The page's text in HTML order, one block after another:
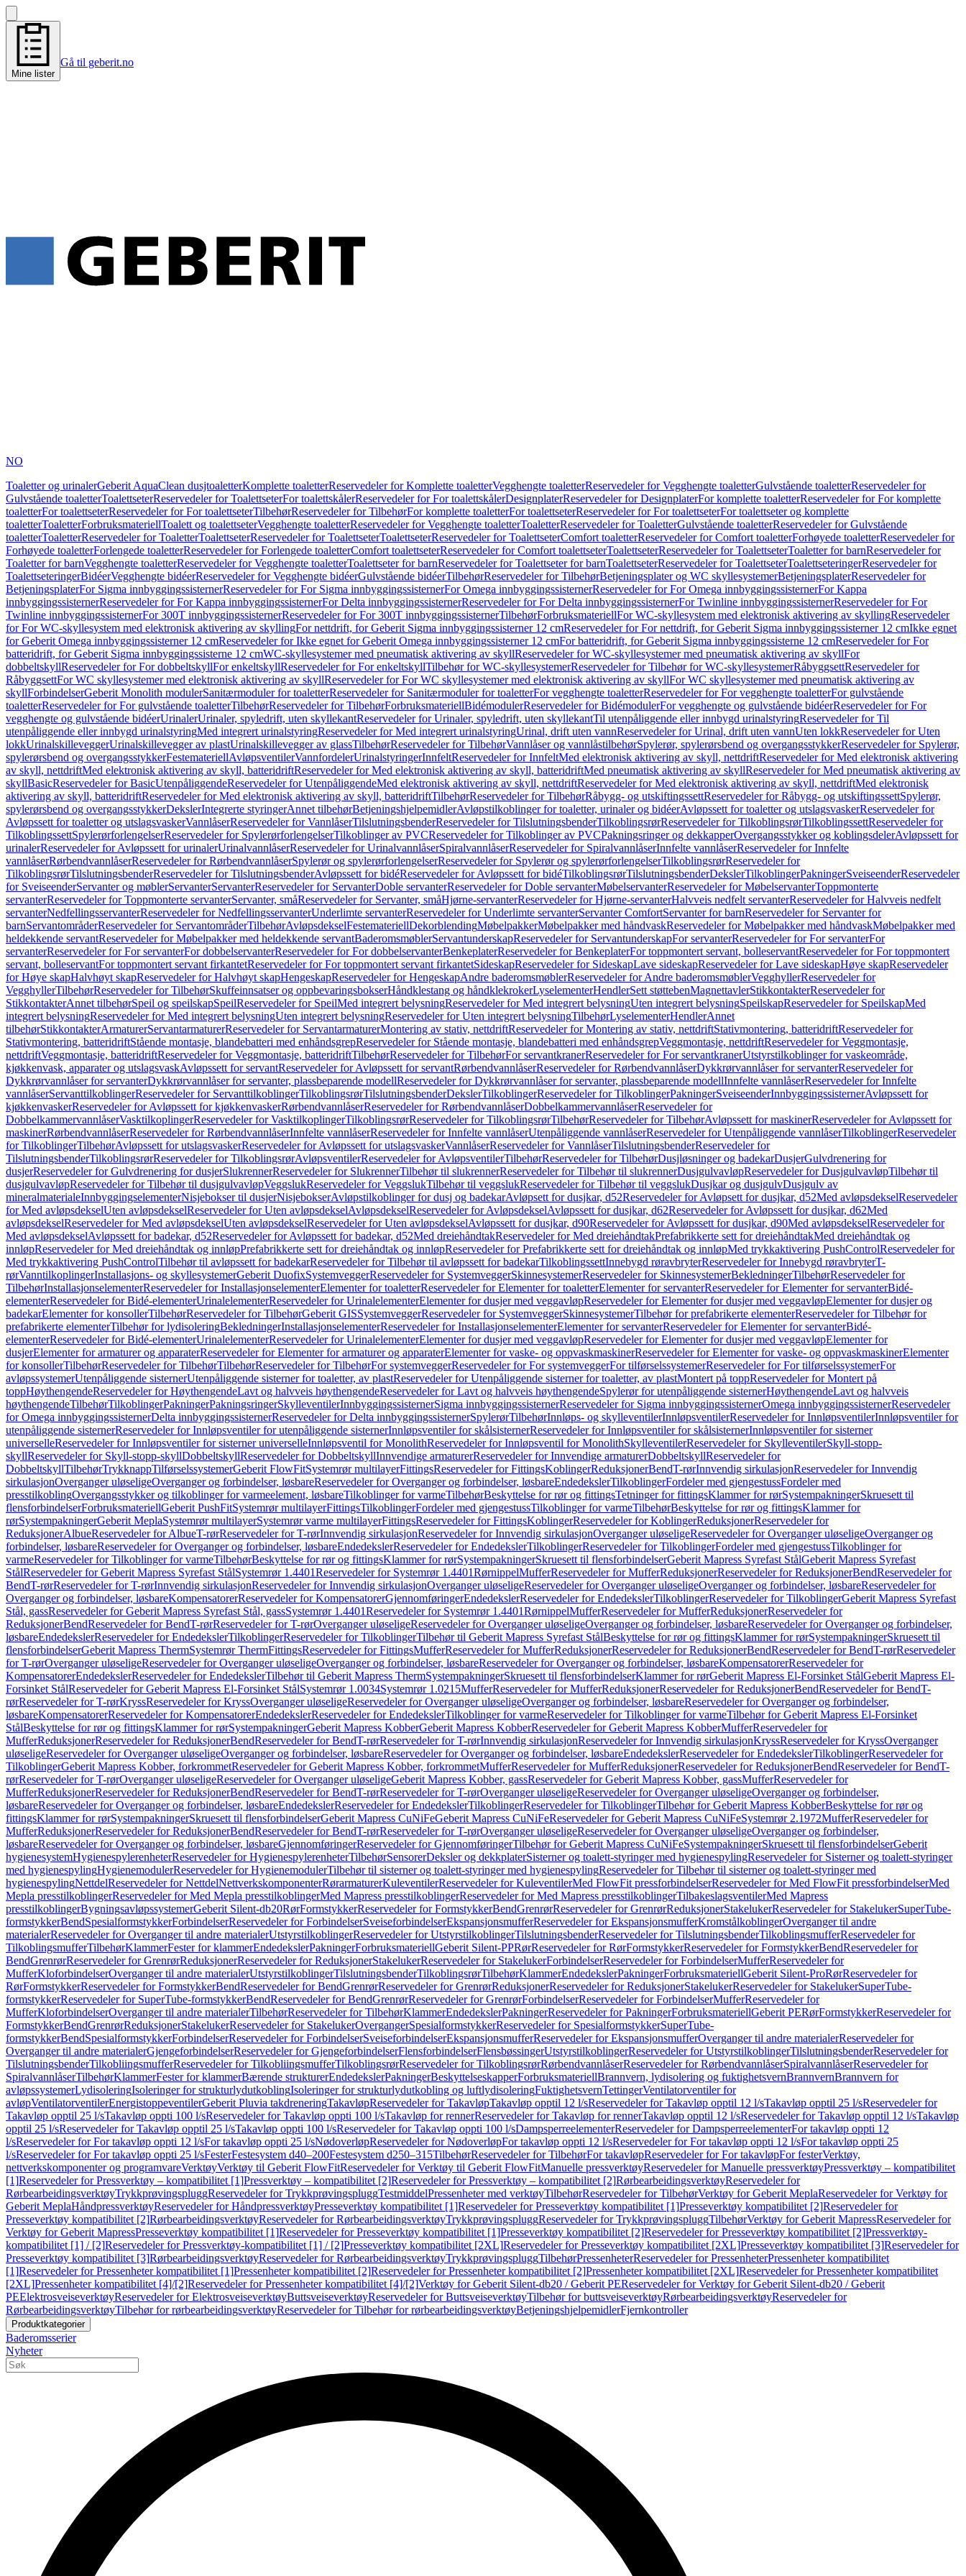
Mine lister
Gå til geberit.no
NO
Toaletter og urinalerGeberit AquaClean dusjtoaletterKomplette toaletterReservedeler for Komplette toaletterVegghengte toaletterReservedeler for Vegghengte toaletterGulvstående toaletterReservedeler for
Gulvstående toaletterToalettseterReservedeler for ToalettseterFor toalettskålerReservedeler for For toalettskålerDesignplaterReservedeler for DesignplaterFor komplette toaletterReservedeler for For komplette
toaletterFor toalettseterReservedeler for For toalettseterTilbehørReservedeler for TilbehørFor komplette toaletterFor toalettseterReservedeler for For toalettseterFor toalettseter og komplette
toaletterToaletterForbruksmateriellToalett og toalettseterVegghengte toaletterReservedeler for Vegghengte toaletterToaletterReservedeler for ToaletterGulvstående toaletterReservedeler for Gulvstående
toaletterToaletterReservedeler for ToaletterToalettseterReservedeler for ToalettseterToalettseterReservedeler for ToalettseterComfort toaletterReservedeler for Comfort toaletterForhøyede toaletterReservedeler for
Forhøyede toaletterForlengede toaletterReservedeler for Forlengede toaletterComfort toalettseterReservedeler for Comfort toalettseterToalettseterReservedeler for ToalettseterToaletter for barnReservedeler for
Toaletter for barnVegghengte toaletterReservedeler for Vegghengte toaletterToalettseter for barnReservedeler for Toalettseter for barnToalettseterReservedeler for ToalettseterToalettseteringerReservedeler for
ToalettseteringerBidéerVegghengte bidéerReservedeler for Vegghengte bidéerGulvstående bidéerTilbehørReservedeler for TilbehørBetjeningsplater og WC skyllesystemerBetjeningsplaterReservedeler for
BetjeningsplaterFor Sigma innbyggingssisternerReservedeler for For Sigma innbyggingssisternerFor Omega innbyggingssisternerReservedeler for For Omega innbyggingssisternerFor Kappa
innbyggingssisternerReservedeler for For Kappa innbyggingssisternerFor Delta innbyggingssisternerReservedeler for For Delta innbyggingssisternerFor Twinline innbyggingssisternerReservedeler for For
Twinline innbyggingssisternerFor 300T innbyggingssisternerReservedeler for For 300T innbyggingssisternerTilbehørForbruksmateriellFor WC-skyllesystem med elektronisk aktivering av skyllingReservedeler
for For WC-skyllesystem med elektronisk aktivering av skyllingFor nettdrift, for Geberit Sigma innbyggingssisterner 12 cmReservedeler for For nettdrift, for Geberit Sigma innbyggingssisterner 12 cmIkke egnet
for Geberit Omega innbyggingssisterner 12 cmReservedeler for Ikke egnet for Geberit Omega innbyggingssisterner 12 cmFor batteridrift, for Geberit Sigma innbyggingssisterne 12 cmReservedeler for For
batteridrift, for Geberit Sigma innbyggingssisterne 12 cmWC-skyllesystemer med pneumatisk aktivering av skyllReservedeler for WC-skyllesystemer med pneumatisk aktivering av skyllFor
dobbeltskyllReservedeler for For dobbeltskyllFor enkeltskyllReservedeler for For enkeltskyllTilbehør for WC-skyllesystemerReservedeler for Tilbehør for WC-skyllesystemerRåbyggsettReservedeler for
RåbyggsettFor WC skyllesystemer med elektronisk aktivering av skyllReservedeler for For WC skyllesystemer med elektronisk aktivering av skyllFor WC skyllesystemer med pneumatisk aktivering av
skyllForbindelserGeberit Monolith modulerSanitærmoduler for toaletterReservedeler for Sanitærmoduler for toaletterFor vegghengte toaletterReservedeler for For vegghengte toaletterFor gulvstående
toaletterReservedeler for For gulvstående toaletterTilbehørReservedeler for TilbehørForbruksmateriellBidémodulerReservedeler for BidémodulerFor vegghengte og gulvstående bidéerReservedeler for For
vegghengte og gulvstående bidéerUrinalerUrinaler, spyledrift, uten skyllekantReservedeler for Urinaler, spyledrift, uten skyllekantTil utenpåliggende eller innbygd urinalstyringReservedeler for Til
utenpåliggende eller innbygd urinalstyringMed integrert urinalstyringReservedeler for Med integrert urinalstyringUrinal, drift uten vannReservedeler for Urinal, drift uten vannUten lokkReservedeler for Uten
lokkUrinalskilleveggerUrinalskillevegger av plastUrinalskillevegger av glassTilbehørReservedeler for TilbehørVannlåser og vannlåstilbehørSpylerør, spylerørsbend og overgangsstykkerReservedeler for Spylerør,
spylerørsbend og overgangsstykkerFestemateriellAvløpsventilerVannfordelerUrinalstyringerInnfeltReservedeler for InnfeltMed elektronisk aktivering av skyll, nettdriftReservedeler for Med elektronisk aktivering
av skyll, nettdriftMed elektronisk aktivering av skyll, batteridriftReservedeler for Med elektronisk aktivering av skyll, batteridriftMed pneumatisk aktivering av skyllReservedeler for Med pneumatisk aktivering av
skyllBasicReservedeler for BasicUtenpåliggendeReservedeler for UtenpåliggendeMed elektronisk aktivering av skyll, nettdriftReservedeler for Med elektronisk aktivering av skyll, nettdriftMed elektronisk
aktivering av skyll, batteridriftReservedeler for Med elektronisk aktivering av skyll, batteridriftTilbehørReservedeler for TilbehørRåbygg- og utskiftingssettReservedeler for Råbygg- og utskiftingssettSpylerør,
spylerørsbend og overgangsstykkerDekslerIntegrerte styringerAnnet tilbehørBetjeningshjelpemidlerAvløpstilkoblinger for toaletter, urinaler og bidéerAvløpssett for toaletter og utslagsvaskerReservedeler for
Avløpssett for toaletter og utslagsvaskerVannlåserReservedeler for VannlåserTilslutningsbenderReservedeler for TilslutningsbenderTilkoblingsrørReservedeler for TilkoblingsrørTilkoblingssettReservedeler for
TilkoblingssettSpylerørforlengelserReservedeler for SpylerørforlengelserTilkoblinger av PVCReservedeler for Tilkoblinger av PVCPakningsringer og dekkapperOvergangsstykker og koblingsdelerAvløpssett for
urinalerReservedeler for Avløpssett for urinalerUrinalvannlåserReservedeler for UrinalvannlåserSpiralvannlåserReservedeler for SpiralvannlåserInnfelte vannlåserReservedeler for Innfelte
vannlåserRørbendvannlåserReservedeler for RørbendvannlåserSpylerør og spylerørforlengelserReservedeler for Spylerør og spylerørforlengelserTilkoblingsrørReservedeler for
TilkoblingsrørTilslutningsbenderReservedeler for TilslutningsbenderAvløpssett for bidéReservedeler for Avløpssett for bidéTilkoblingsrørTilslutningsbenderDekslerTilkoblingerPakningerSveiseenderReservedeler
for SveiseenderServanter og møblerServanterServanterReservedeler for ServanterDoble servanterReservedeler for Doble servanterMøbelservanterReservedeler for MøbelservanterToppmonterte
servanterReservedeler for Toppmonterte servanterServanter, småReservedeler for Servanter, småHjørne-servanterReservedeler for Hjørne-servanterHalvveis nedfelt servanterReservedeler for Halvveis nedfelt
servanterNedfellingsservanterReservedeler for NedfellingsservanterUnderlimte servanterReservedeler for Underlimte servanterServanter ComfortServanter for barnReservedeler for Servanter for
barnServantområderReservedeler for ServantområderTilbehørAvløpsdekselFestemateriellDekorblendingMøbelpakkerMøbelpakker med håndvaskReservedeler for Møbelpakker med håndvaskMøbelpakker med
heldekkende servantReservedeler for Møbelpakker med heldekkende servantBaderomsmøblerServantunderskapReservedeler for ServantunderskapFor servanterReservedeler for For servanterFor
servanterReservedeler for For servanterFor dobbelservanterReservedeler for For dobbelservanterBenkeplaterReservedeler for BenkeplaterFor toppmontert servant, bolleservantReservedeler for For toppmontert
servant, bolleservantFor toppmontert servant firkantetReservedeler for For toppmontert servant firkantetSideskapReservedeler for SideskapLave sideskapReservedeler for Lave sideskapHøye skapReservedeler
for Høye skapHalvhøyt skapReservedeler for Halvhøyt skapHengeskapReservedeler for HengeskapAndre baderomsmøblerReservedeler for Andre baderomsmøblerVegghyllerReservedeler for
VegghyllerTilbehørReservedeler for TilbehørSkuffeinnsatser og oppbevaringsbokserHåndklestang og håndklekrokerLyselementerHendlerSett støttebenMagnettavlerStikkontakterReservedeler for
StikkontakterAnnet tilbehørSpeil og speilskapSpeilReservedeler for SpeilMed integrert belysningReservedeler for Med integrert belysningUten integrert belysningSpeilskapReservedeler for SpeilskapMed
integrert belysningReservedeler for Med integrert belysningUten integrert belysningReservedeler for Uten integrert belysningTilbehørLyselementerHendlerAnnet
tilbehørStikkontakterArmaturerServantarmaturerReservedeler for ServantarmaturerMontering av stativ, nettdriftReservedeler for Montering av stativ, nettdriftStativmontering, batteridriftReservedeler for
Stativmontering, batteridriftStående montasje, blandebatteri med enhåndsgrepReservedeler for Stående montasje, blandebatteri med enhåndsgrepVeggmontasje, nettdriftReservedeler for Veggmontasje,
nettdriftVeggmontasje, batteridriftReservedeler for Veggmontasje, batteridriftTilbehørReservedeler for TilbehørFor servantkranerReservedeler for For servantkranerUtstyrstilkoblinger for vaskeområde,
kjøkkenvask, apparater og utslagsvaskAvløpssett for servantReservedeler for Avløpssett for servantRørbendvannlåserReservedeler for RørbendvannlåserDykkrørvannlåser for servanterReservedeler for
Dykkrørvannlåser for servanterDykkrørvannlåser for servanter, plassbeparende modellReservedeler for Dykkrørvannlåser for servanter, plassbeparende modellInnfelte vannlåserReservedeler for Innfelte
vannlåserServanttilkoblingerReservedeler for ServanttilkoblingerTilkoblingsrørTilslutningsbenderDekslerTilkoblingerReservedeler for TilkoblingerPakningerSveiseenderInnbyggingssisternerAvløpssett for
kjøkkenvaskerReservedeler for Avløpssett for kjøkkenvaskerRørbendvannlåserReservedeler for RørbendvannlåserDobbelkammervannlåserReservedeler for
DobbelkammervannlåserVasktilkoplingerReservedeler for VasktilkoplingerTilkoblingsrørReservedeler for TilkoblingsrørTilbehørReservedeler for TilbehørAvløpssett for maskinerReservedeler for Avløpssett for
maskinerRørbendvannlåserReservedeler for RørbendvannlåserInnfelte vannlåserReservedeler for Innfelte vannlåserUtenpåliggende vannlåserReservedeler for Utenpåliggende vannlåserTilkoblingerReservedeler
for TilkoblingerTilbehørAvløpssett for utslagsvaskerReservedeler for Avløpssett for utslagsvaskerVannlåserReservedeler for VannlåserTilslutningsbenderReservedeler for
TilslutningsbenderTilkoblingsrørReservedeler for TilkoblingsrørAvløpsventilerReservedeler for AvløpsventilerTilbehørReservedeler for TilbehørDusjløsninger og badekarDusjerGulvdrenering for
dusjerReservedeler for Gulvdrenering for dusjerSlukrennerReservedeler for SlukrennerTilbehør til slukrennerReservedeler for Tilbehør til slukrennerDusjgulvavløpReservedeler for DusjgulvavløpTilbehør til
dusjgulvavløpReservedeler for Tilbehør til dusjgulvavløpVeggslukReservedeler for VeggslukTilbehør til veggslukReservedeler for Tilbehør til veggslukDusjkar og dusjgulvDusjgulv av
mineralmaterialeInnbyggingselementerNisjebokser til dusjerNisjebokserAvløpstilkoblinger for dusj og badekarAvløpsett for dusjkar, d52Reservedeler for Avløpsett for dusjkar, d52Med avløpsdekselReservedeler
for Med avløpsdekselUten avløpsdekselReservedeler for Uten avløpsdekselAvløpsdekselReservedeler for AvløpsdekselAvløpssett for dusjkar, d62Reservedeler for Avløpssett for dusjkar, d62Med
avløpsdekselReservedeler for Med avløpsdekselUten avløpsdekselReservedeler for Uten avløpsdekselAvløpssett for dusjkar, d90Reservedeler for Avløpssett for dusjkar, d90Med avløpsdekselReservedeler for
Med avløpsdekselAvløpssett for badekar, d52Reservedeler for Avløpssett for badekar, d52Med dreiehåndtakReservedeler for Med dreiehåndtakPrefabrikkerte sett for dreiehåndtakMed dreiehåndtak og
innløpReservedeler for Med dreiehåndtak og innløpPrefabrikkerte sett for dreiehåndtak og innløpReservedeler for Prefabrikkerte sett for dreiehåndtak og innløpMed trykkaktivering PushControlReservedeler for
Med trykkaktivering PushControlTilbehør til avløpssett for badekarReservedeler for Tilbehør til avløpssett for badekarTilkoblingssettInnebygd røravbryterReservedeler for Innebygd røravbryterT-
rørVanntilkoplingerInstallasjons- og skyllesystemerGeberit DuofixSystemveggerReservedeler for SystemveggerSkinnesystemerReservedeler for SkinnesystemerBekledningerTilbehørReservedeler for
TilbehørInstallasjonselementerReservedeler for InstallasjonselementerElementer for toaletterReservedeler for Elementer for toaletterElementer for servanterReservedeler for Elementer for servanterBidé-
elementerReservedeler for Bidé-elementerUrinalelementerReservedeler for UrinalelementerElementer for dusjer med veggavløpReservedeler for Elementer for dusjer med veggavløpElementer for dusjer og
badekarElementer for konsollerTilbehørReservedeler for TilbehørGeberit GISSystemveggerReservedeler for SystemveggerSkinnesystemerTilbehør for prefabrikerte elementerReservedeler for Tilbehør for
prefabrikerte elementerTilbehør for lydisoleringBekledningerInstallasjonselementerReservedeler for InstallasjonselementerElementer for servanterReservedeler for Elementer for servanterBidé-
elementerReservedeler for Bidé-elementerUrinalelementerReservedeler for UrinalelementerElementer for dusjer med veggavløpReservedeler for Elementer for dusjer med veggavløpElementer for
dusjerElementer for armaturer og apparaterReservedeler for Elementer for armaturer og apparaterElementer for vaske- og oppvaskmaskinerReservedeler for Elementer for vaske- og oppvaskmaskinerElementer
for konsollerTilbehørReservedeler for TilbehørTilbehørReservedeler for TilbehørFor systemveggerReservedeler for For systemveggerFor tilførselssystemerReservedeler for For tilførselssystemerFor
avløpssystemerUtenpåliggende sisternerUtenpåliggende sisterner for toaletter, av plastReservedeler for Utenpåliggende sisterner for toaletter, av plastMontert på toppReservedeler for Montert på
toppHøythengendeReservedeler for HøythengendeLavt og halvveis høythengendeReservedeler for Lavt og halvveis høythengendeSpylerør for utenpåliggende sisternerHøythengendeLavt og halvveis
høythengendeTilbehørTilkoblingerPakningerPakningsringerSkylleventilerInnbyggingssisternerSigma innbyggingssisternerReservedeler for Sigma innbyggingssisternerOmega innbyggingssisternerReservedeler
for Omega innbyggingssisternerDelta innbyggingssisternerReservedeler for Delta innbyggingssisternerSpylerørTilbehørInnløps- og skylleventilerInnløpsventilerReservedeler for InnløpsventilerInnløpsventiler for
utenpåliggende sisternerReservedeler for Innløpsventiler for utenpåliggende sisternerInnløpsventiler for skålsisternerReservedeler for Innløpsventiler for skålsisternerInnløpsventiler for sisterner
universelleReservedeler for Innløpsventiler for sisterner universelleInnløpsventil for MonolithReservedeler for Innløpsventil for MonolithSkylleventilerReservedeler for SkylleventilerSkyll-stopp-
skyllReservedeler for Skyll-stopp-skyllDobbeltskyllReservedeler for DobbeltskyllInnvendige armaturerReservedeler for Innvendige armaturerDobbeltskyllReservedeler for
DobbeltskyllTilbehørTrykknappTilførselssystemerGeberit FlowFitSystemrør multilayerFittingsReservedeler for FittingsKoblingerReduksjonerBendT-rørInnvendig sirkulasjonReservedeler for Innvendig
sirkulasjonOverganger uløseligeOverganger og forbindelser, løsbareReservedeler for Overganger og forbindelser, løsbareEndedekslerTilkoblingerFordeler med gjengestussFordeler med
presstilkoblingOvergangsstykker og tilkoblinger for varmeelement, løsbareTilkoblinger for varmeTilbehørBeskyttelse for rør og fittingsTetninger for fittingsKlammer for rørSystempakningerSkruesett til
flensforbindelserForbruksmateriellGeberit PushFitSystemrør multilayerFittingsTilkoblingerFordeler med gjengestussTilkoblinger for varmeTilbehørBeskyttelse for rør og fittingsKlammer for
rørSystempakningerGeberit MeplaSystemrør multilayerSystemrør varme multilayerFittingsReservedeler for FittingsKoblingerReservedeler for KoblingerReduksjonerReservedeler for
ReduksjonerAlbueReservedeler for AlbueT-rørReservedeler for T-rørInnvendig sirkulasjonReservedeler for Innvendig sirkulasjonOverganger uløseligeReservedeler for Overganger uløseligeOverganger og
forbindelser, løsbareReservedeler for Overganger og forbindelser, løsbareEndedekslerReservedeler for EndedekslerTilkoblingerReservedeler for TilkoblingerFordeler med gjengestussTilkoblinger for
varmeReservedeler for Tilkoblinger for varmeTilbehørBeskyttelse for rør og fittingsKlammer for rørSystempakningerSkruesett til flensforbindelserGeberit Mapress Syrefast StålGeberit Mapress Syrefast
StålReservedeler for Geberit Mapress Syrefast StålSystemrør 1.4401Reservedeler for Systemrør 1.4401RørnippelMufferReservedeler for MufferReduksjonerReservedeler for ReduksjonerBendReservedeler for
BendT-rørReservedeler for T-rørInnvendig sirkulasjonReservedeler for Innvendig sirkulasjonOverganger uløseligeReservedeler for Overganger uløseligeOverganger og forbindelser, løsbareReservedeler for
Overganger og forbindelser, løsbareKompensatorerReservedeler for KompensatorerGjennomføringerEndedekslerReservedeler for EndedekslerTilkoblingerReservedeler for TilkoblingerGeberit Mapress Syrefast
Stål, gassReservedeler for Geberit Mapress Syrefast Stål, gassSystemrør 1.4401Reservedeler for Systemrør 1.4401RørnippelMufferReservedeler for MufferReduksjonerReservedeler for
ReduksjonerBendReservedeler for BendT-rørReservedeler for T-rørOverganger uløseligeReservedeler for Overganger uløseligeOverganger og forbindelser, løsbareReservedeler for Overganger og forbindelser,
løsbareEndedekslerReservedeler for EndedekslerTilkoblingerReservedeler for TilkoblingerTilbehør til Geberit Mapress Syrefast StålBeskyttelse for rør og fittingsKlammer for rørSystempakningerSkruesett til
flensforbindelserGeberit Mapress ThermSystemrør ThermFittingsReservedeler for FittingsMufferReservedeler for MufferReduksjonerReservedeler for ReduksjonerBendReservedeler for BendT-rørReservedeler
for T-rørOverganger uløseligeReservedeler for Overganger uløseligeOverganger og forbindelser, løsbareReservedeler for Overganger og forbindelser, løsbareKompensatorerReservedeler for
KompensatorerEndedekslerReservedeler for EndedekslerTilbehør til Geberit Mapress ThermSystempakningerSkruesett til flensforbindelserKlammer for rørGeberit Mapress El-Forsinket StålGeberit Mapress El-
Forsinket StålReservedeler for Geberit Mapress El-Forsinket StålSystemrør 1.0034Systemrør 1.0215MufferReservedeler for MufferReduksjonerReservedeler for ReduksjonerBendReservedeler for BendT-
rørReservedeler for T-rørKryssReservedeler for KryssOverganger uløseligeReservedeler for Overganger uløseligeOverganger og forbindelser, løsbareReservedeler for Overganger og forbindelser,
løsbareKompensatorerReservedeler for KompensatorerEndedekslerReservedeler for EndedekslerTilkoblinger for varmeReservedeler for Tilkoblinger for varmeTilbehør for Geberit Mapress El-Forsinket
StålBeskyttelse for rør og fittingsKlammer for rørSystempakningerGeberit Mapress KobberGeberit Mapress KobberReservedeler for Geberit Mapress KobberMufferReservedeler for
MufferReduksjonerReservedeler for ReduksjonerBendReservedeler for BendT-rørReservedeler for T-rørInnvendig sirkulasjonReservedeler for Innvendig sirkulasjonKryssReservedeler for KryssOverganger
uløseligeReservedeler for Overganger uløseligeOverganger og forbindelser, løsbareReservedeler for Overganger og forbindelser, løsbareEndedekslerReservedeler for EndedekslerTilkoblingerReservedeler for
TilkoblingerGeberit Mapress Kobber, forkrommetReservedeler for Geberit Mapress Kobber, forkrommetMufferReservedeler for MufferReduksjonerReservedeler for ReduksjonerBendReservedeler for BendT-
rørReservedeler for T-rørOverganger uløseligeReservedeler for Overganger uløseligeGeberit Mapress Kobber, gassReservedeler for Geberit Mapress Kobber, gassMufferReservedeler for
MufferReduksjonerReservedeler for ReduksjonerBendReservedeler for BendT-rørReservedeler for T-rørOverganger uløseligeReservedeler for Overganger uløseligeOverganger og forbindelser,
løsbareReservedeler for Overganger og forbindelser, løsbareEndedekslerReservedeler for EndedekslerTilkoblingerReservedeler for TilkoblingerTilbehør for Geberit Mapress KobberBeskyttelse for rør og
fittingsKlammer for rørSystempakningerSkruesett til flensforbindelserGeberit Mapress CuNiFeGeberit Mapress CuNiFeReservedeler for Geberit Mapress CuNiFeSystemrør 2.1972MufferReservedeler for
MufferReduksjonerReservedeler for ReduksjonerBendReservedeler for BendT-rørReservedeler for T-rørOverganger uløseligeReservedeler for Overganger uløseligeOverganger og forbindelser,
løsbareReservedeler for Overganger og forbindelser, løsbareGjennomføringerReservedeler for GjennomføringerTilbehør for Geberit Mapress CuNiFeSystempakningerSkruesett til flensforbindelserGeberit
hygienesystemHygienespylerenheterReservedeler for HygienespylerenheterTilbehørSensorerDeksler og dekkplaterSisterner og toalett-styringer med hygienespylingReservedeler for Sisterner og toalett-styringer
med hygienespylingHygienemodulerReservedeler for HygienemodulerTilbehør til sisterner og toalett-styringer med hygienespylingReservedeler for Tilbehør til sisterner og toalett-styringer med
hygienespylingNettdelReservedeler for NettdelNettverkskomponenterRørarmaturerKuleventilerReservedeler for KuleventilerMed FlowFit pressforbindelserReservedeler for Med FlowFit pressforbindelserMed
Mepla presstilkoblingerReservedeler for Med Mepla presstilkoblingerMed Mapress presstilkoblingerReservedeler for Med Mapress presstilkoblingerTilbakeslagsventilerMed Mapress
presstilkoblingerBygningsavløpssystemerGeberit Silent-db20RørFormstykkerReservedeler for FormstykkerBendGrenrørReservedeler for GrenrørReduksjonerStakelukerReservedeler for StakelukerSuperTube-
formstykkerBendSpesialformstykkerForbindelserReservedeler for ForbindelserSveiseforbindelserEkspansjonsmufferReservedeler for EkspansjonsmufferKromstålkoblingerOverganger til andre
materialerReservedeler for Overganger til andre materialerUtstyrstilkoblingerReservedeler for UtstyrstilkoblingerTilslutningsbenderReservedeler for TilslutningsbenderTilkoblingsmufferReservedeler for
TilkoblingsmufferTilbehørKlammerFester for klammerEndedekslerPakningerForbruksmateriellGeberit Silent-PPRørReservedeler for RørFormstykkerReservedeler for FormstykkerBendReservedeler for
BendGrenrørReservedeler for GrenrørReduksjonerReservedeler for ReduksjonerStakelukerReservedeler for StakelukerForbindelserReservedeler for ForbindelserMufferReservedeler for
MufferKloforbindelserOverganger til andre materialerUtstyrstilkoblingerTilslutningsbenderTilkoblingsrørTilbehørKlammerEndedekslerPakningerForbruksmateriellGeberit Silent-ProRørReservedeler for
RørFormstykkerReservedeler for FormstykkerBendReservedeler for BendGrenrørReservedeler for GrenrørReduksjonerReservedeler for ReduksjonerStakelukerReservedeler for StakelukerSuperTube-
formstykkerReservedeler for SuperTube-formstykkerBendReservedeler for BendGrenrørReservedeler for GrenrørForbindelserReservedeler for ForbindelserMufferReservedeler for
MufferKloforbindelserOverganger til andre materialerTilbehørReservedeler for TilbehørKlammerEndedekslerPakningerReservedeler for PakningerForbruksmateriellGeberit PERørFormstykkerReservedeler for
FormstykkerBendGrenrørReduksjonerStakelukerReservedeler for StakelukerOvergangerSpesialformstykkerReservedeler for SpesialformstykkerSuperTube-
formstykkerBendSpesialformstykkerForbindelserReservedeler for ForbindelserSveiseforbindelserEkspansjonsmufferReservedeler for EkspansjonsmufferOverganger til andre materialerReservedeler for
Overganger til andre materialerGjengeforbindelserReservedeler for GjengeforbindelserFlensforbindelserFlensbøssingerUtstyrstilkoblingerReservedeler for UtstyrstilkoblingerTilslutningsbenderReservedeler for
TilslutningsbenderTilkobliingsmufferReservedeler for TilkobliingsmufferTilkoblingsrørReservedeler for TilkoblingsrørRørbendvannlåserReservedeler for RørbendvannlåserSpiralvannlåserReservedeler for
SpiralvannlåserTilbehørKlammerFester for klammerBærende strukturerEndedekslerPakningerBeskyttelseskapperForbruksmateriellBrannvern, lydisolering og fuktighetsvernBrannvernBrannvern for
avløpssystemerLydisoleringIsoleringer for strukturlydutkoblingIsoleringer for strukturlydutkobling og luftlydisoleringFuktighetsvernTettingerVentilatorventiler for
avløpVentilatorventilerEnergistoppeventilerGeberit Pluvia takdreneringTakavløpReservedeler for TakavløpTakavløp opptil 12 l/sReservedeler for Takavløp opptil 12 l/sTakavløp opptil 25 l/sReservedeler for
Takavløp opptil 25 l/sTakavløp oppti 100 l/sReservedeler for Takavløp oppti 100 l/sTakavløp for rennerReservedeler for Takavløp for rennerTakavløp opptil 12 l/sReservedeler for Takavløp opptil 12 l/sTakavløp
opptil 25 l/sReservedeler for Takavløp opptil 25 l/sTakavløp oppti 100 l/sReservedeler for Takavløp oppti 100 l/sDampsperreelementerReservedeler for DampsperreelementerFor takavløp oppti 12
l/sReservedeler for For takavløp oppti 12 l/sFor takavløp oppti 25 l/sNødoverløpReservedeler for NødoverløpFor takavløp oppti 12 l/sReservedeler for For takavløp oppti 12 l/sFor takavløp oppti 25
l/sReservedeler for For takavløp oppti 25 l/sFesterFestesystem d40–200Festesystem d250–315TilbehørReservedeler for TilbehørFor takavløpReservedeler for For takavløpFor festerVerktøy,
nettverkskomponenter og programvareVerktøyVerktøy til Geberit FlowFitReservedeler for Verktøy til Geberit FlowFitManuelle pressverktøyReservedeler for Manuelle pressverktøyPressverktøy – kompatibilitet
[1]Reservedeler for Pressverktøy – kompatibilitet [1]Pressverktøy – kompatibilitet [2]Reservedeler for Pressverktøy – kompatibilitet [2]RørbearbeidingsverktøyReservedeler for
RørbearbeidingsverktøyTrykkprøvingspluggReservedeler for TrykkprøvingspluggTestmiddelPressenheter med verktøyTilbehørReservedeler for TilbehørVerktøy for Geberit MeplaReservedeler for Verktøy for
Geberit MeplaHåndpressverktøyReservedeler for HåndpressverktøyPresseverktøy kompatibilitet [1]Reservedeler for Presseverktøy kompatibilitet [1]Presseverktøy kompatibilitet [2]Reservedeler for
Presseverktøy kompatibilitet [2]RørbearbeidingsverktøyReservedeler for RørbearbeidingsverktøyTrykkprøvingspluggReservedeler for TrykkprøvingspluggTilbehørVerktøy for Geberit MapressReservedeler for
Verktøy for Geberit MapressPresseverktøy kompatibilitet [1]Reservedeler for Presseverktøy kompatibilitet [1]Presseverktøy kompatibilitet [2]Reservedeler for Presseverktøy kompatibilitet [2]Pressverktøy-
kompatibilitet [1] / [2]Reservedeler for Pressverktøy-kompatibilitet [1] / [2]Presseverktøy kompatibilitet [2XL]Reservedeler for Presseverktøy kompatibilitet [2XL]Presseverktøy kompatibilitet [3]Reservedeler for
Presseverktøy kompatibilitet [3]RørbearbeidingsverktøyReservedeler for RørbearbeidingsverktøyTrykkprøvingspluggTilbehørPressenheterReservedeler for PressenheterPressenheter kompatibilitet
[1]Reservedeler for Pressenheter kompatibilitet [1]Pressenheter kompatibilitet [2]Reservedeler for Pressenheter kompatibilitet [2]Pressenheter kompatibilitet [2XL]Reservedeler for Pressenheter kompatibilitet
[2XL]Pressenheter kompatibilitet [4]/[2]Reservedeler for Pressenheter kompatibilitet [4]/[2]Verktøy for Geberit Silent-db20 / Geberit PEReservedeler for Verktøy for Geberit Silent-db20 / Geberit
PEElektrosveiseverktøyReservedeler for ElektrosveiseverktøyButtsveiseverktøyReservedeler for ButtsveiseverktøyTilbehør for buttsveiseverktøyRørbearbeidingsverktøyReservedeler for
RørbearbeidingsverktøyTilbehør for rørbearbeidingsverktøyReservedeler for Tilbehør for rørbearbeidingsverktøyBetjeningshjelpemidlerFjernkontroller
Produktkategorier
Baderomsserier
Nyheter